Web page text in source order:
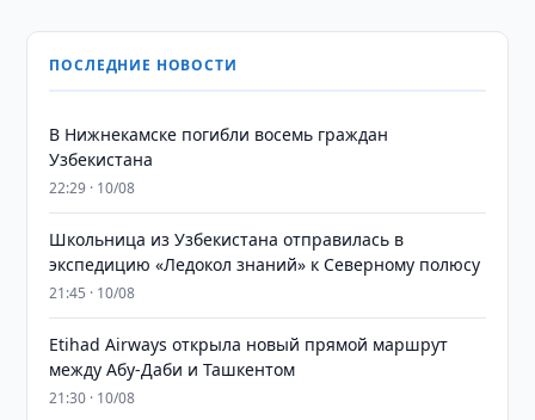
ПОСЛЕДНИЕ НОВОСТИ
В Нижнекамске погибли восемь граждан
Узбекистана
22:29 · 10/08
Школьница из Узбекистана отправилась в
экспедицию «Ледокол знаний» к Северному полюсу
21:45 · 10/08
Etihad Airways открыла новый прямой маршрут
между Абу-Даби и Ташкентом
21:30 · 10/08